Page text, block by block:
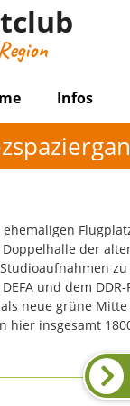
Infos
der
und dem
neue grüne
hier insgesamt